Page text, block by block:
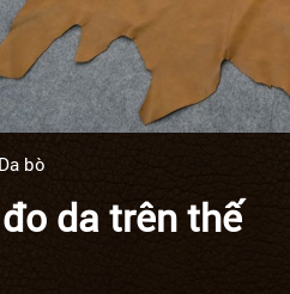
Da bò
da trên thế